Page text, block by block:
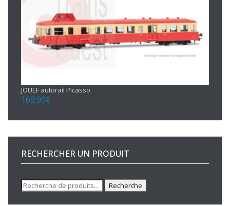
JOUEF autorail Picasso
169.90€
RECHERCHER UN PRODUIT
Recherche
pour :
Recherche